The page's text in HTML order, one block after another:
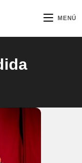
MENÚ